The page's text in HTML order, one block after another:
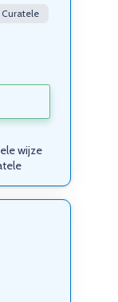
Curatele
wijze